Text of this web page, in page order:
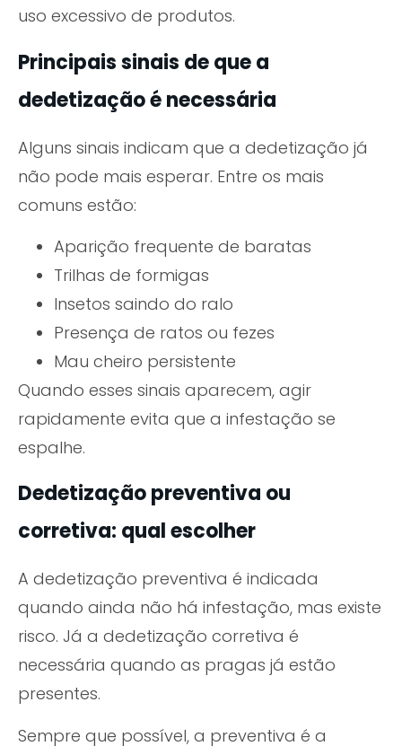
uso excessivo de produtos.
Principais sinais de que a
dedetização é necessária
Alguns sinais indicam que a dedetização já
não pode mais esperar. Entre os mais
comuns estão:
Aparição frequente de baratas
Trilhas de formigas
Insetos saindo do ralo
Presença de ratos ou fezes
Mau cheiro persistente
Quando esses sinais aparecem, agir
rapidamente evita que a infestação se
espalhe.
Dedetização preventiva ou
corretiva: qual escolher
A dedetização preventiva é indicada
quando ainda não há infestação, mas existe
risco. Já a dedetização corretiva é
necessária quando as pragas já estão
presentes.
Sempre que possível, a preventiva é a